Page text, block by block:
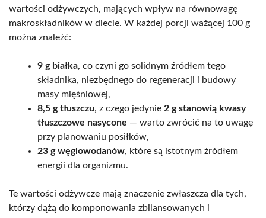
wartości odżywczych, mających wpływ na równowagę
makroskładników w diecie. W każdej porcji ważącej 100 g
można znaleźć:
9 g białka, co czyni go solidnym źródłem tego
składnika, niezbędnego do regeneracji i budowy
masy mięśniowej,
8,5 g tłuszczu, z czego jedynie 2 g stanowią kwasy
tłuszczowe nasycone — warto zwrócić na to uwagę
przy planowaniu posiłków,
23 g węglowodanów, które są istotnym źródłem
energii dla organizmu.
Te wartości odżywcze mają znaczenie zwłaszcza dla tych,
którzy dążą do komponowania zbilansowanych i